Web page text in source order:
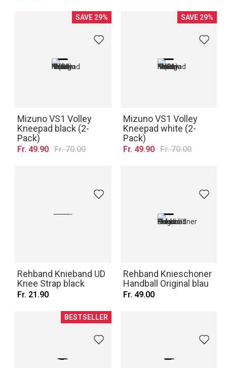
SAVE 29%
Mizuno VS1 Volley
Kneepad black (2-
Pack)
Fr. 49.90 Fr. 70.00
SAVE 29%
Mizuno VS1 Volley
Kneepad white (2-
Pack)
Fr. 49.90 Fr. 70.00
Rehband Knieband UD
Knee Strap black
Fr. 21.90
Rehband Knieschoner
Handball Original blau
Fr. 49.00
BESTSELLER